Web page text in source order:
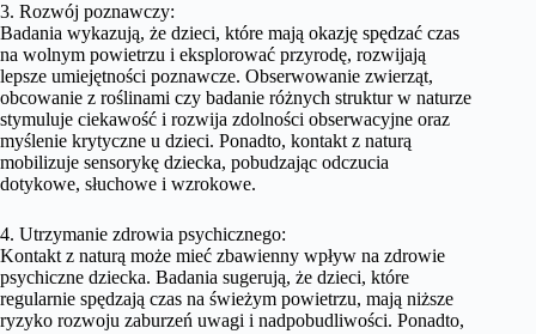
3. Rozwój poznawczy:
Badania wykazują, że dzieci, które mają okazję spędzać czas
na wolnym powietrzu i eksplorować przyrodę, rozwijają
lepsze umiejętności poznawcze. Obserwowanie zwierząt,
obcowanie z roślinami czy badanie różnych struktur w naturze
stymuluje ciekawość i rozwija zdolności obserwacyjne oraz
myślenie krytyczne u dzieci. Ponadto, kontakt z naturą
mobilizuje sensorykę dziecka, pobudzając odczucia
dotykowe, słuchowe i wzrokowe.
4. Utrzymanie zdrowia psychicznego:
Kontakt z naturą może mieć zbawienny wpływ na zdrowie
psychiczne dziecka. Badania sugerują, że dzieci, które
regularnie spędzają czas na świeżym powietrzu, mają niższe
ryzyko rozwoju zaburzeń uwagi i nadpobudliwości. Ponadto,